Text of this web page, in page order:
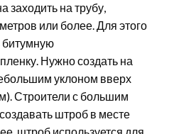
заходить на трубу,
или более. Для этого
битумную
Нужно создать на
уклоном вверх
Строители с большим
штроб в месте